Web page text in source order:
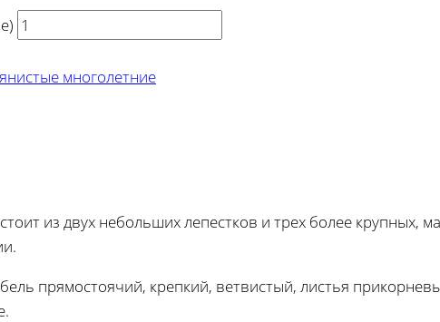
многолетние
из двух небольших лепестков и трех более крупных,
прямостоячий, крепкий, ветвистый, листья